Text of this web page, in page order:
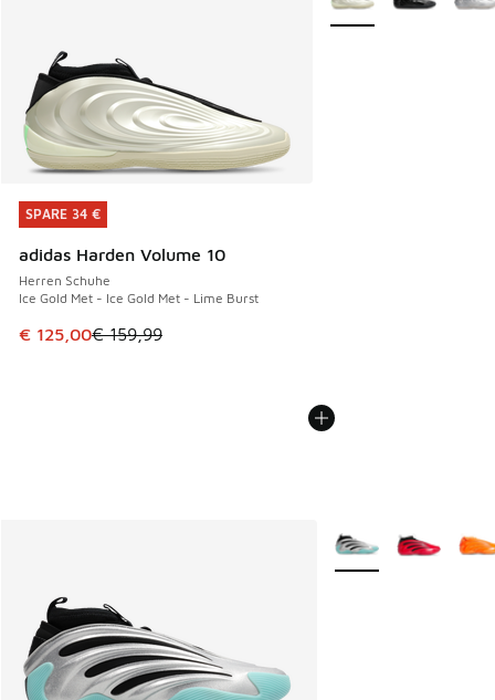
SPARE 34 €
adidas Harden Volume 10
Herren Schuhe
Ice Gold Met - Ice Gold Met - Lime Burst
Dieser Artikel ist im Sale. Der Preis ist von € 159,99 auf €
€ 125,00€ 159,99
SPARE 34 €
Weitere Farben